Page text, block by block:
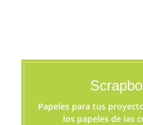
Papeles para tus
los papeles de las